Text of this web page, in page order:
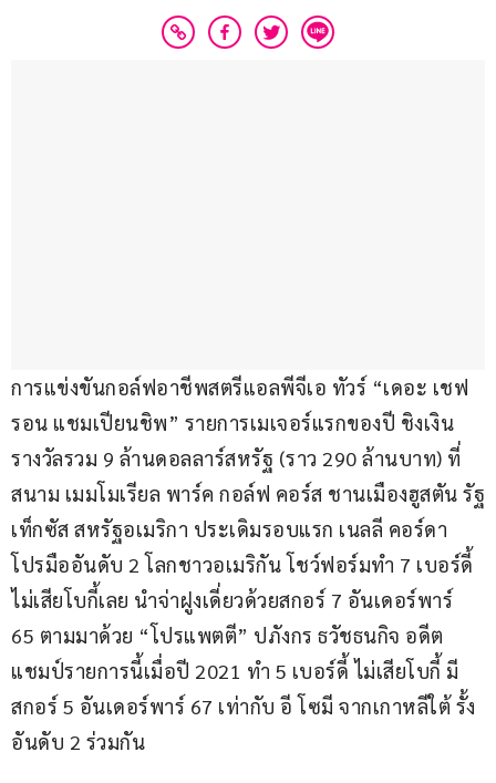
การแข่งขันกอล์ฟอาชีพสตรีแอลพีจีเอ ทัวร์ “เดอะ เชฟ
รอน แชมเปียนชิพ” รายการเมเจอร์แรกของปี ชิงเงิน
รางวัลรวม 9 ล้านดอลลาร์สหรัฐ (ราว 290 ล้านบาท) ที่
สนาม เมมโมเรียล พาร์ค กอล์ฟ คอร์ส ชานเมืองฮูสตัน รัฐ
เท็กซัส สหรัฐอเมริกา ประเดิมรอบแรก เนลลี คอร์ดา
โปรมืออันดับ 2 โลกชาวอเมริกัน โชว์ฟอร์มทำ 7 เบอร์ดี้
ไม่เสียโบกี้เลย นำจ่าฝูงเดี่ยวด้วยสกอร์ 7 อันเดอร์พาร์
65 ตามมาด้วย “โปรแพตตี” ปภังกร ธวัชธนกิจ อดีต
แชมป์รายการนี้เมื่อปี 2021 ทำ 5 เบอร์ดี้ ไม่เสียโบกี้ มี
สกอร์ 5 อันเดอร์พาร์ 67 เท่ากับ อี โซมี จากเกาหลีใต้ รั้ง
อันดับ 2 ร่วมกัน